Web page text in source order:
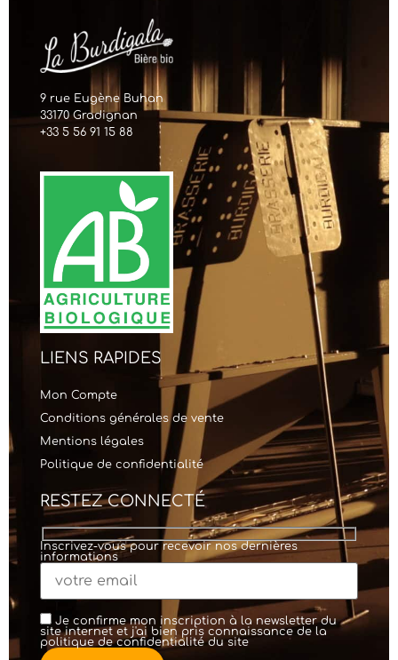
9 rue Eugène Buhan
33170 Gradignan
+33 5 56 91 15 88
LIENS RAPIDES
Mon Compte
Conditions générales de vente
Mentions légales
Politique de confidentialité
RESTEZ CONNECTÉ
Inscrivez-vous pour recevoir nos dernières
informations
Je confirme mon inscription à la newsletter du
site internet et j'ai bien pris connaissance de la
politique de confidentialitédu site